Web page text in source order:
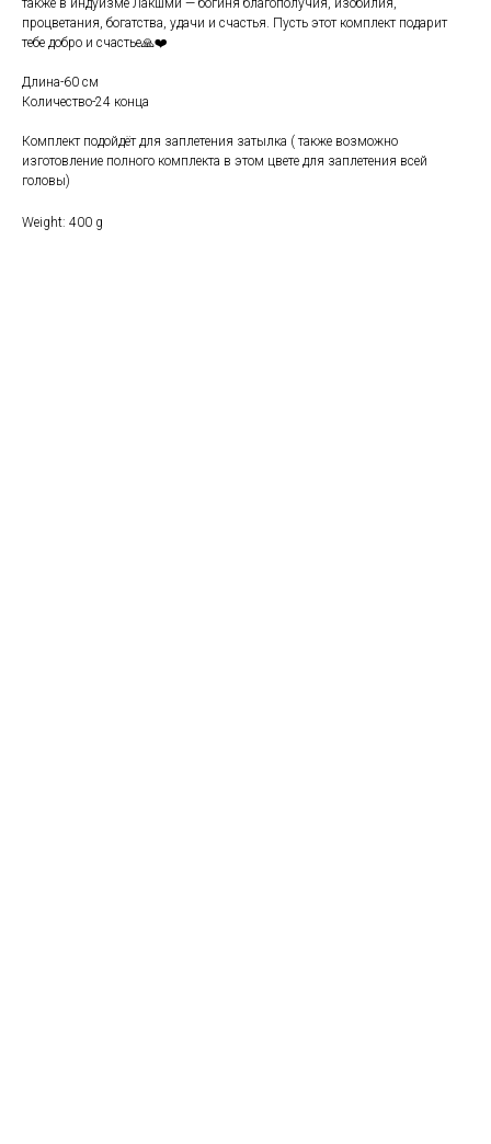
также в индуизме Ла́кшми — богиня благополучия, изобилия,
процветания, богатства, удачи и счастья. Пусть этот комплект подарит
тебе добро и счастье🙏❤️
Длина-60 см
Количество-24 конца
Комплект подойдёт для заплетения затылка ( также возможно
изготовление полного комплекта в этом цвете для заплетения всей
головы)
Weight: 400 g